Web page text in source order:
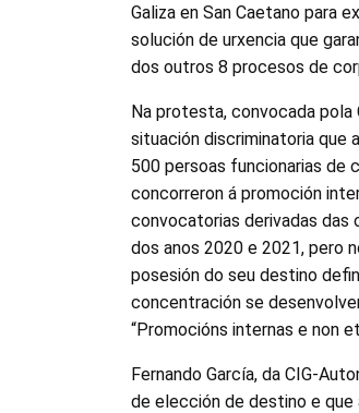
Galiza en San Caetano para
solución de urxencia que
dos outros 8 procesos de
Na protesta, convocada pola
situación discriminatoria que
500 persoas funcionarias de
concorreron á promoción
convocatorias derivadas
dos anos 2020 e 2021, pero
posesión do seu destino
concentración se
“Promocións internas e non
Fernando García, da CIG-
de elección de destino e que